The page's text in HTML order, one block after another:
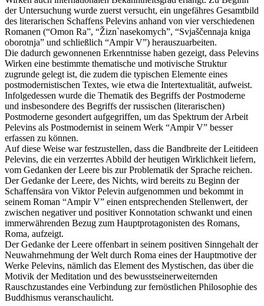
der Untersuchung wurde zuerst versucht, ein ungefähres Gesamtbild
des literarischen Schaffens Pelevins anhand von vier verschiedenen
Romanen (“Omon Ra”, “Žizn`nasekomych”, “Svjaščennaja kniga
oborotnja” und schließlich “Ampir V”) herauszuarbeiten.
Die dadurch gewonnenen Erkenntnisse haben gezeigt, dass Pelevins
Wirken eine bestimmte thematische und motivische Struktur
zugrunde gelegt ist, die zudem die typischen Elemente eines
postmodernistischen Textes, wie etwa die Intertextualität, aufweist.
Infolgedessen wurde die Thematik des Begriffs der Postmoderne
und insbesondere des Begriffs der russischen (literarischen)
Postmoderne gesondert aufgegriffen, um das Spektrum der Arbeit
Pelevins als Postmodernist in seinem Werk “Ampir V” besser
erfassen zu können.
Auf diese Weise war festzustellen, dass die Bandbreite der Leitideen
Pelevins, die ein verzerrtes Abbild der heutigen Wirklichkeit liefern,
vom Gedanken der Leere bis zur Problematik der Sprache reichen.
Der Gedanke der Leere, des Nichts, wird bereits zu Beginn der
Schaffensära von Viktor Pelevin aufgenommen und bekommt in
seinem Roman “Ampir V” einen entsprechenden Stellenwert, der
zwischen negativer und positiver Konnotation schwankt und einen
immerwährenden Bezug zum Hauptprotagonisten des Romans,
Roma, aufzeigt.
Der Gedanke der Leere offenbart in seinem positiven Sinngehalt der
Neuwahrnehmung der Welt durch Roma eines der Hauptmotive der
Werke Pelevins, nämlich das Element des Mystischen, das über die
Motivik der Meditation und des bewusstseinerweiternden
Rauschzustandes eine Verbindung zur fernöstlichen Philosophie des
Buddhismus veranschaulicht.